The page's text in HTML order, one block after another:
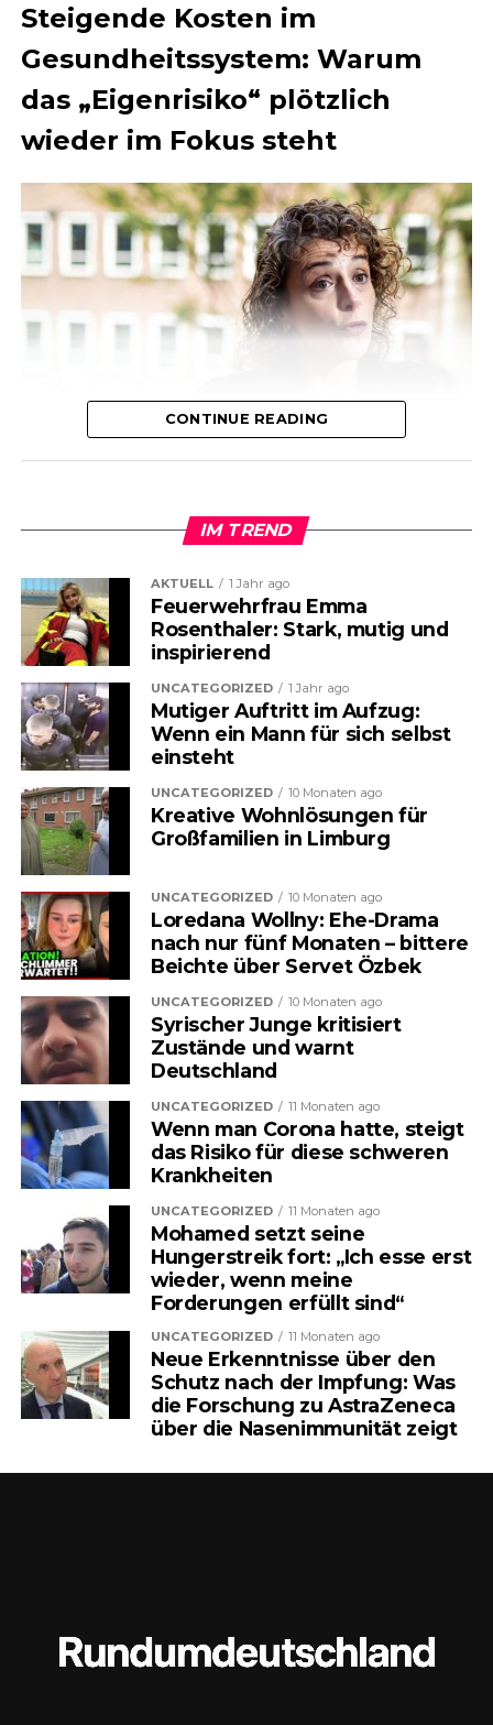
Steigende Kosten im
Gesundheitssystem: Warum
das „Eigenrisiko“ plötzlich
wieder im Fokus steht
Die Gesundheitskosten steigen –
und das spüren viele Menschen
längst im Alltag. Ob beim
Arztbesuch, in der Apotheke oder
bei der Krankenkasse: Die
finanzielle Belastung wächst
stetig. Nun sorgt ein neuer
politischer Vorschlag für
Aufsehen, der tief in das System
eingreifen könnte. Im Zentrum
steht eine Maßnahme, die viele
direkt betreffen würde: die
Erhöhung des sogenannten
Eigenrisikos.
Was zunächst technisch klingt,
könnte für Millionen Menschen
ganz konkrete Auswirkungen
haben – und eine Debatte
auslösen, die weit über Zahlen
CONTINUE READING
IM TREND
AKTUELL 1 Jahr ago
Feuerwehrfrau Emma
Rosenthaler: Stark, mutig und
inspirierend
UNCATEGORIZED 1 Jahr ago
Mutiger Auftritt im Aufzug:
Wenn ein Mann für sich selbst
einsteht
UNCATEGORIZED 10 Monaten ago
Kreative Wohnlösungen für
Großfamilien in Limburg
UNCATEGORIZED 10 Monaten ago
Loredana Wollny: Ehe-Drama
nach nur fünf Monaten – bittere
Beichte über Servet Özbek
UNCATEGORIZED 10 Monaten ago
Syrischer Junge kritisiert
Zustände und warnt
Deutschland
UNCATEGORIZED 11 Monaten ago
Wenn man Corona hatte, steigt
das Risiko für diese schweren
Krankheiten
UNCATEGORIZED 11 Monaten ago
Mohamed setzt seine
Hungerstreik fort: „Ich esse erst
wieder, wenn meine
Forderungen erfüllt sind“
UNCATEGORIZED 11 Monaten ago
Neue Erkenntnisse über den
Schutz nach der Impfung: Was
die Forschung zu AstraZeneca
über die Nasenimmunität zeigt